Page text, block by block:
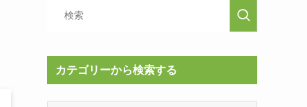
カテゴリーから検索する